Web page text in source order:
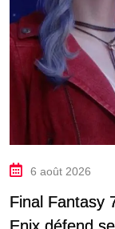
6 août 2026
Final Fantasy